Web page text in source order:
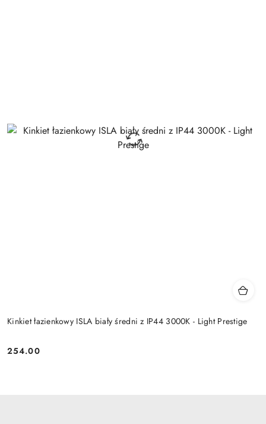
Kinkiet łazienkowy ISLA biały średni z IP44 3000K - Light Prestige
Cena:
254.00